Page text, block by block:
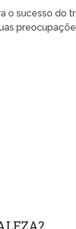
o sucesso do